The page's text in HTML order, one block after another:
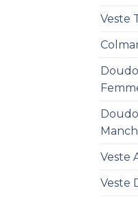
Veste
Veste
Veste